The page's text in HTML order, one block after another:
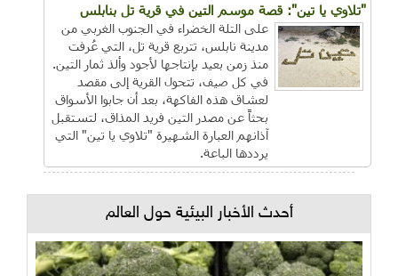
"تلاوي يا تين": قصة موسم التين في قرية تل بنابلس
على التلة الخضراء في الجنوب الغربي من
مدينة نابلس، تتربع قرية تل، التي عُرفت
منذ زمن بعيد بإنتاجها لأجود وألذ ثمار التين.
في كل صيف، تتحول القرية إلى مقصد
لعشاق هذه الفاكهة، بعد أن جابوا الأسواق
بحثاً عن مصدر التين فريد المذاق، لتستقبل
آذانهم العبارة الشهيرة "تلاوي يا تين" التي
يرددها الباعة.
أحدث الأخبار البيئية حول العالم